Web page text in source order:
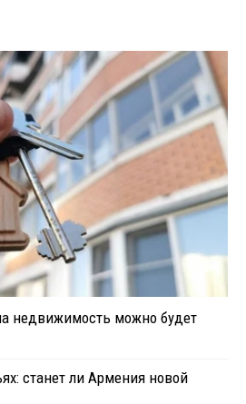
недвижимость можно будет
станет ли Армения новой